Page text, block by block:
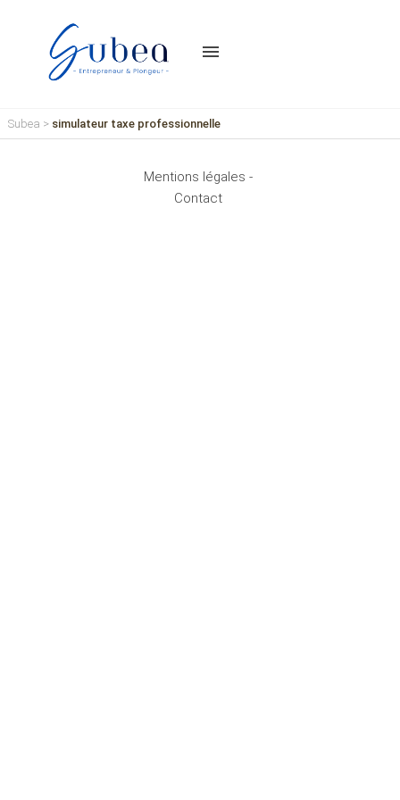
menu
Subea > simulateur taxe professionnelle
Mentions légales -
Contact